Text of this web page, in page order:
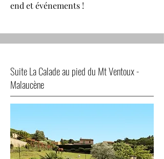
end et événements !
Suite La Calade au pied du Mt Ventoux -
Malaucène